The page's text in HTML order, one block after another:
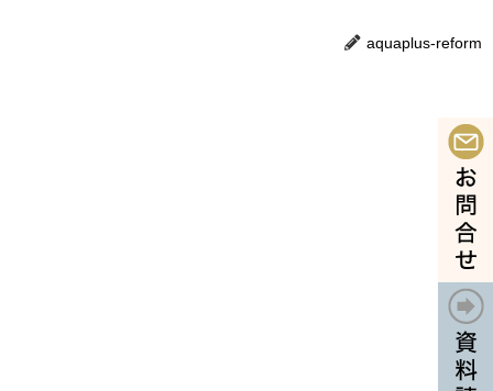
aquaplus-reform